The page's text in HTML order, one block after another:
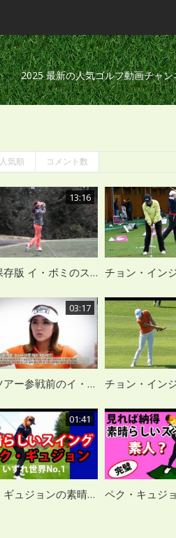
2025 最新の人気ゴルフ動画チャ
人気順 コメント数
13:16
永久保存版 イ・ボミのスイング集
03:17
日本ツアー参戦前のイ・ボミ選手 インタビュー（韓国語）
01:41
ベク・ギュジョンの素晴らしいヒッター系スイング